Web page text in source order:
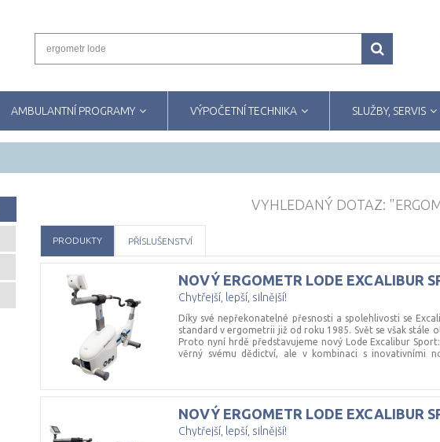
AMBULANTNÍ PROGRAMY VÝPOČETNÍ TECHNIKA SLUŽBY, SERVIS
VYHLEDANÝ DOTAZ:
PRODUKTY PŘÍSLUŠENSTVÍ
NOVÝ ERGOMETR LODE EXCALIBUR
Chytřejší, lepší, silnější!
Díky své nepřekonatelné přesnosti a spolehlivosti se
standard v ergometrii již od roku 1985. Svět se však stále
Proto nyní hrdě představujeme nový Lode Excalibur
věrný svému dědictví, ale v kombinaci s inovativními
výkonu. Univerzální ergometr Nový ergometr Lode
sportovní medicíny nebo výzkumné laboratoře, protože
typů sportovců. Ergometr umožňuje různé testy, jako je
testy, testy vysoké intenzity (HIT) a časové zkoušky.
testování CPET a nastavení posedu. - 7 "ovládací
NOVÝ ERGOMETR LODE EXCALIBUR
Chytřejší, lepší, silnější!